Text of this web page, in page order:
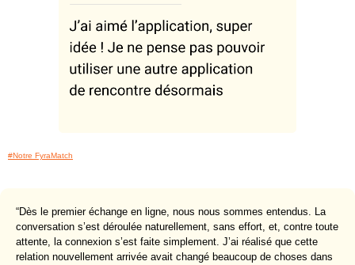
#Notre FyraMatch
“Dès le premier échange en ligne, nous nous sommes entendus. La
conversation s’est déroulée naturellement, sans effort, et, contre toute
attente, la connexion s’est faite simplement. J’ai réalisé que cette
relation nouvellement arrivée avait changé beaucoup de choses dans